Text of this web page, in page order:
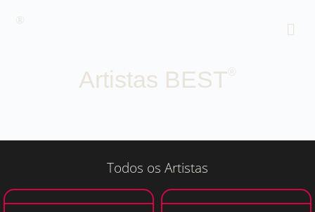
®
Artistas BEST®
Todos os Artistas